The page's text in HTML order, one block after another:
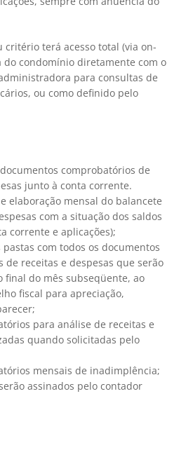
critério terá acesso total (via on-
do condomínio diretamente com o
para consultas de
ou como definido pelo
comprobatórios de
junto à conta corrente.
elaboração mensal do balancete
com a situação dos saldos
corrente e aplicações);
pastas com todos os documentos
de receitas e despesas que serão
final do mês subseqüente, ao
fiscal para apreciação,
para análise de receitas e
quando solicitadas pelo
mensais de inadimplência;
assinados pelo contador